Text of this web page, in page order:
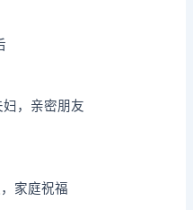
，亲密朋友
家庭祝福